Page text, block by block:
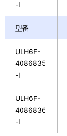
-I
型番
ULH6F-
4086835
-I
ULH6F-
4086836
-I